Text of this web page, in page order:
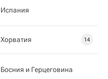
Испания
Хорватия 14
Босния и Герцеговина